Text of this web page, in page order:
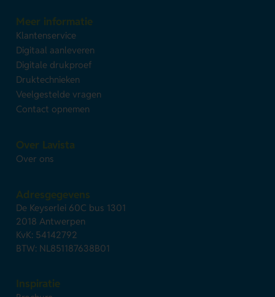
Meer informatie
Klantenservice
Digitaal aanleveren
Digitale drukproef
Druktechnieken
Veelgestelde vragen
Contact opnemen
Over Lavista
Over ons
Adresgegevens
De Keyserlei 60C bus 1301
2018 Antwerpen
KvK: 54142792
BTW: NL851187638B01
Inspiratie